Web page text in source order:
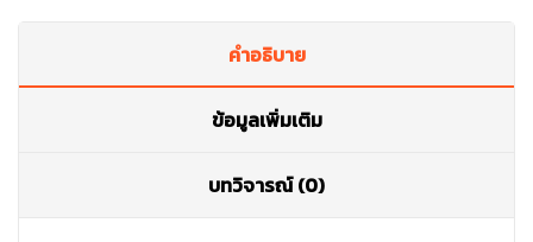
คำอธิบาย
ข้อมูลเพิ่มเติม
บทวิจารณ์ (0)